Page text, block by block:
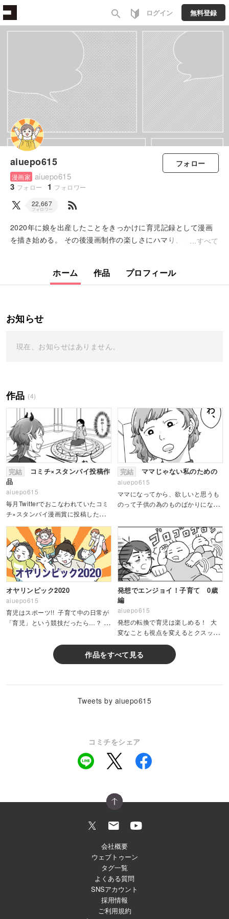
search ログイン 無料登録
aiuepo615
漫画家 aiuepo615
3 フォロー 1 フォロワー
フォロー
22,667
フォロワー rss_feed
2020年に娘を出産したことをきっかけに育児記録として漫画
を描き始める。 その後漫画制作の楽しさにハマり、育児をテ
すべて
ホーム 作品 プロフィール
お知らせ
現在、お知らせはありません。
作品 (4)
完結
コミチ×スタンバイ投稿作
品
aiuepo615
毎月Twitterでおこなわれていたコミ
チ×スタンバイ漫画賞に投稿した作
ーマも色々挑戦できました！全3作
品
完結 ママじゃない私のための
aiuepo615
ママになってから、欲しいと思うも
のって子供の為のものばかりになっ
に買いたいと思えたものは…
オヤリンピック2020
aiuepo615
育児はスポーツ!! 子育て中の日常が
「育児」という競技だったら…？ 実
継でお送りします。
発想でエンジョイ！子育て 0歳
編
aiuepo615
発想の転換で育児は楽しめる！ 大
変なことも視点を変えるとクスッと
子育てを卒業した人も、自分のこと
を思い出して楽しめるあるある育児
作品をすべて見る
Tweets by aiuepo615
コミチをシェア
会社概要
ウェブトゥーン
タグ一覧
よくある質問
SNSアカウント
採用情報
ご利用規約